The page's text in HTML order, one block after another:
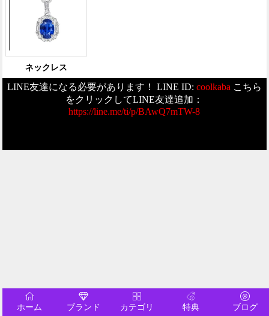
ネックレス
LINE友達になる必要があります！ LINE ID: coolkaba こちら
をクリックしてLINE友達追加：
https://line.me/ti/p/BAwQ7mTW-8
ホーム ブランド カテゴリ 特典 ブログ